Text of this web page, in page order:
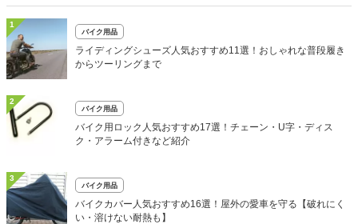
1
バイク用品
ライディングシューズ人気おすすめ11選！おしゃれな普段履き
からツーリングまで
2
バイク用品
バイク用ロック人気おすすめ17選！チェーン・U字・ディス
ク・アラーム付きなど紹介
3
バイク用品
バイクカバー人気おすすめ16選！屋外の愛車を守る【破れにく
い・溶けない耐熱も】